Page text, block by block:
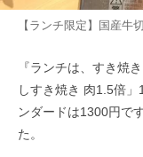
【ランチ限定】国産
『ランチは、すき焼
しすき焼き 肉1.5倍
ンダードは1300円で
た。